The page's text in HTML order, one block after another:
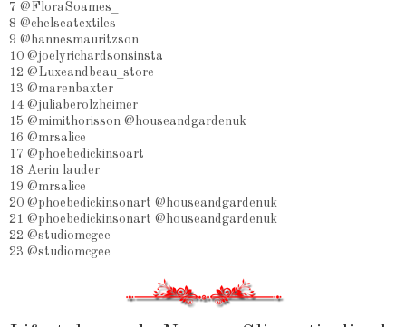
7 @FloraSoames_
8 @chelseatextiles
9 @hannesmauritzson
10 @joelyrichardsonsinsta
12 @Luxeandbeau_store
13 @marenbaxter
14 @juliaberolzheimer
15 @mimithorisson @houseandgardenuk
16 @mrsalice
17 @phoebedickinsoart
18 Aerin lauder
19 @mrsalice
20 @phoebedickinsonart @houseandgardenuk
21 @phoebedickinsonart @houseandgardenuk
22 @studiomcgee
23 @studiomcgee